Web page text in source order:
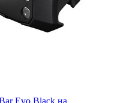
Evo Black на